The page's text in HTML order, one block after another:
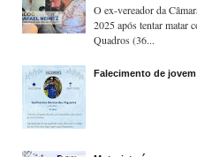
O ex-vereador da
2025 após tentar matar
Quadros (36...
Falecimento de